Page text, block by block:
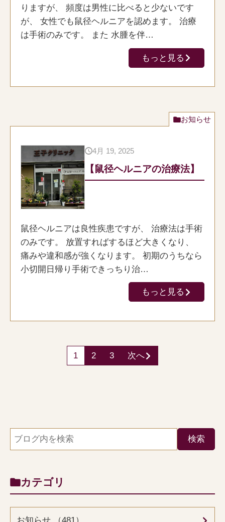
りますが、 頻度は男性に比べると少ないです
が、 女性でも鼠径ヘルニアを認めます。 治療
は手術のみです。 また 水腫を伴…
もっと見る
お知らせ
4月 19, 2025
【鼠径ヘルニアの治療法】
鼠径ヘルニアは良性疾患ですが、 治療法は手術
のみです。 放置すればするほど大きくなり、
痛みや違和感が強くなります。 初期のうちなら
小切開日帰り手術できっちり治…
もっと見る
1 2 3 次へ
カテゴリ